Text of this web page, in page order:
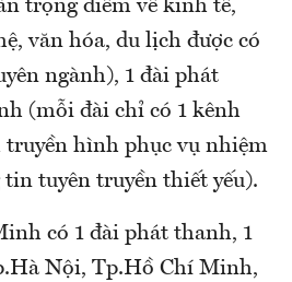
trọng điểm về kinh tế,
văn hóa, du lịch được có
ngành), 1 đài phát
(mỗi đài chỉ có 1 kênh
truyền hình phục vụ nhiệm
tuyên truyền thiết yếu).
có 1 đài phát thanh, 1
Nội, Tp.Hồ Chí Minh,